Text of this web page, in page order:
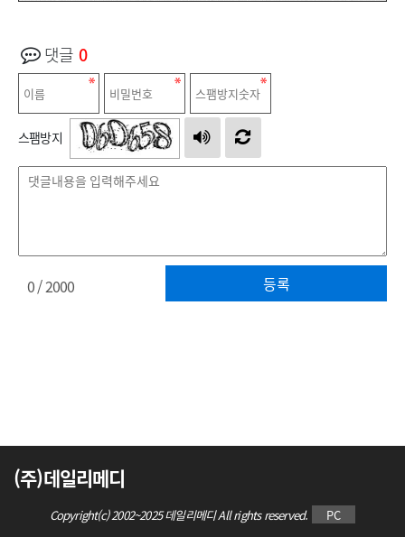
댓글 0
스팸방지
등록
0/ 2000
(주)데일리메디
Copyright(c) 2002~2025 데일리메디 All rights reserved. PC